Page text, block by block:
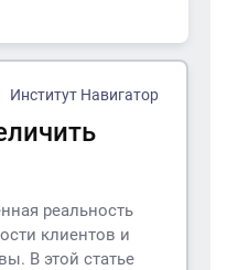
Институт Навигатор
реальность
клиентов и
В этой статье